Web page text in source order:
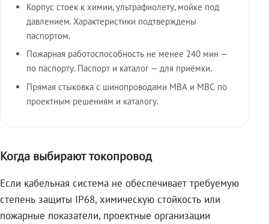
Корпус стоек к химии, ультрафиолету, мойке под
давлением. Характеристики подтверждены
паспортом.
Пожарная работоспособность не менее 240 мин —
по паспорту. Паспорт и каталог — для приёмки.
Прямая стыковка с шинопроводами МВА и МВС по
проектным решениям и каталогу.
Когда выбирают токопровод
Если кабельная система не обеспечивает требуемую
степень защиты IP68, химическую стойкость или
пожарные показатели, проектные организации